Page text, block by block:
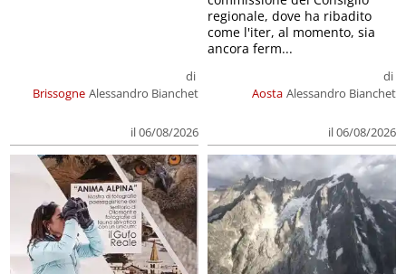
Brissogne
di
Alessandro Bianchet
il 06/08/2026
Aosta
di
Alessandro Bianchet
il 06/08/2026
regionale, dove ha ribadito
come l'iter, al momento, sia
ancora ferm...